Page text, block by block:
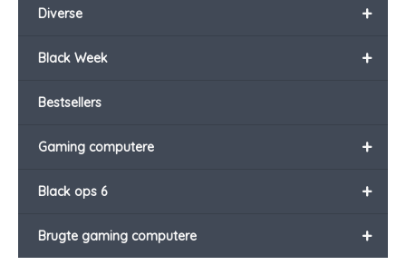
+
Diverse
+
Black Week
Bestsellers
+
Gaming computere
+
Black ops 6
+
Brugte gaming computere